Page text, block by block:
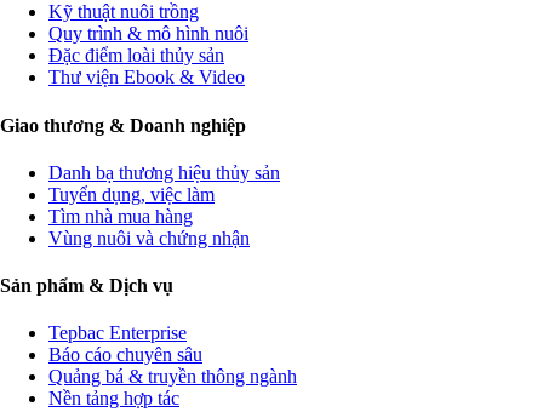
Kỹ thuật nuôi trồng
Quy trình & mô hình nuôi
Đặc điểm loài thủy sản
Thư viện Ebook & Video
Giao thương & Doanh nghiệp
Danh bạ thương hiệu thủy sản
Tuyển dụng, việc làm
Tìm nhà mua hàng
Vùng nuôi và chứng nhận
Sản phẩm & Dịch vụ
Tepbac Enterprise
Báo cáo chuyên sâu
Quảng bá & truyền thông ngành
Nền tảng hợp tác